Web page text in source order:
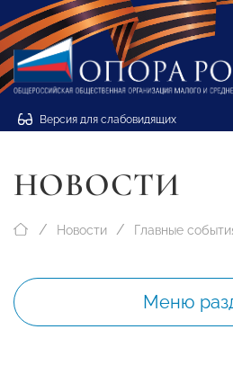
Версия для слабовидящих
НОВОСТИ
Новости Главные
Меню